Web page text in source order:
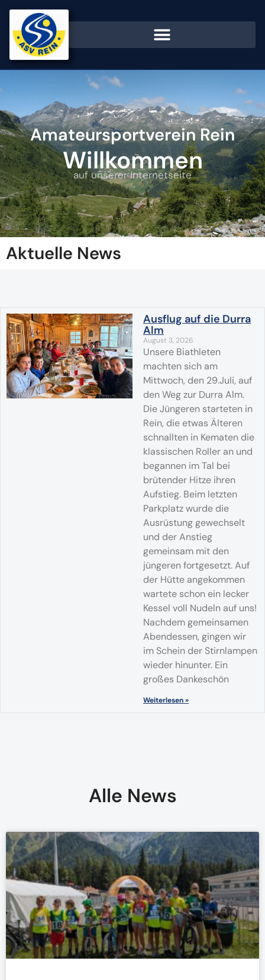
Amateursportverein Rein
Willkommen
auf unserer Internetseite
Aktuelle News
Ausflug auf die Durra
Alm
August 3, 2026
Unsere Biathleten
machten sich am
Mittwoch, den 29.Juli, auf
den Weg zur Durra Alm.
Die Jüngeren starteten in
Rein, die etwas Älteren
schnallten in Kematen die
klassischen Roller an und
begannen im Tal bei
brütender Hitze ihren
Aufstieg. Beim letzten
Parkplatz wurde die
Ausrüstung gewechselt
und der Anstieg
gemeinsam mit den
jüngeren fortgesetzt. Auf
der Hütte angekommen
wartete schon ein lecker
Kessel voll Nudeln auf uns!
Nachdem gemeinsamen
Abendessen, gingen wir
im Schein der Stirnlampen
wieder hinunter. Ein
großes Dankeschön
Weiterlesen »
Alle News